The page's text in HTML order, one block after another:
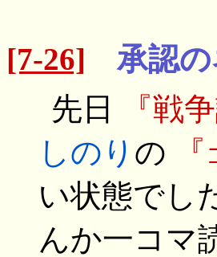
[7-26] 承認の
先日
『戦
しのり の 『
い状態でし
んか一コマ